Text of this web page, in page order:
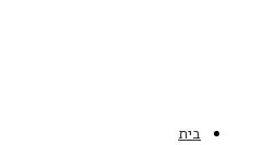
בית